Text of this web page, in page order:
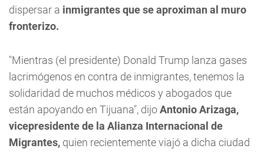
dispersar a inmigrantes que se aproximan al muro
fronterizo.
"Mientras (el presidente) Donald Trump lanza gases
lacrimógenos en contra de inmigrantes, tenemos la
solidaridad de muchos médicos y abogados que
están apoyando en Tijuana", dijoAntonio Arizaga,
vicepresidente de la Alianza Internacional de
Migrantes, quien recientemente viajó a dicha ciudad